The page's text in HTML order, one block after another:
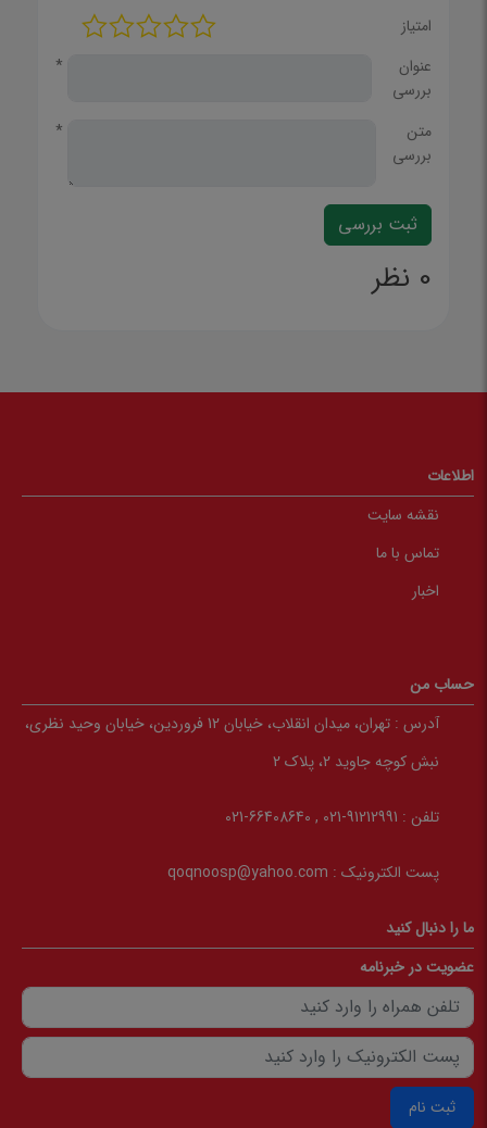
امتیاز
عنوان
بررسی
*
متن
بررسی
*
0 نظر
اطلاعات
نقشه سایت
تماس با ما
اخبار
حساب من
آدرس :
تهران، میدان انقلاب، خیابان 12 فروردین، خیابان وحید نظری،
نبش کوچه جاوید 2، پلاک 2
تلفن : 91212991-021 , 66408640-021
پست الکترونیک : qoqnoosp@yahoo.com
ما را دنبال کنید
عضویت در خبرنامه
ثبت نام